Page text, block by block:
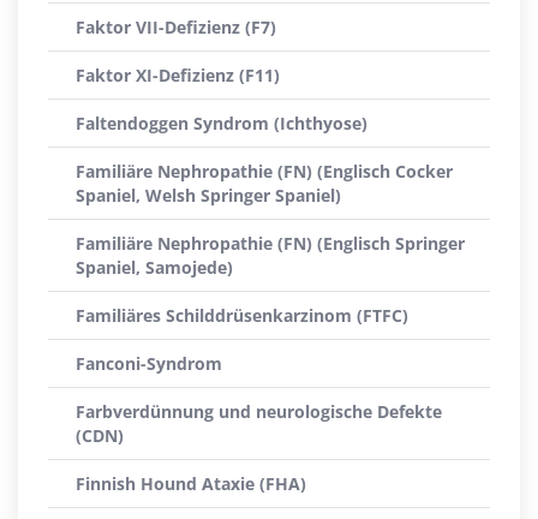
Faktor VII-Defizienz (F7)
Faktor XI-Defizienz (F11)
Faltendoggen Syndrom (Ichthyose)
Familiäre Nephropathie (FN) (Englisch Cocker
Spaniel, Welsh Springer Spaniel)
Familiäre Nephropathie (FN) (Englisch Springer
Spaniel, Samojede)
Familiäres Schilddrüsenkarzinom (FTFC)
Fanconi-Syndrom
Farbverdünnung und neurologische Defekte
(CDN)
Finnish Hound Ataxie (FHA)